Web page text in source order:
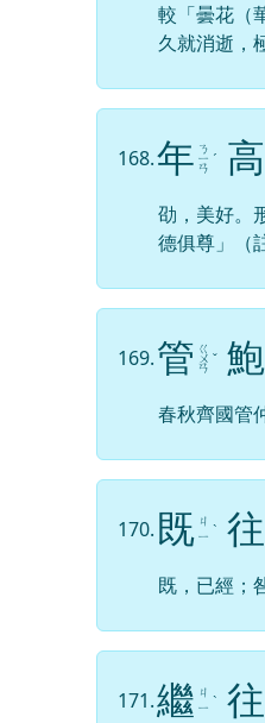
較「曇花（
久就消逝，
168.年 ㄋ
ㄧ
ㄢ
ˊ 高
劭，美好。
德俱尊」（
169.管 ㄍ
ㄨ
ㄢ
ˇ 鮑
春秋齊國管
170. 既 ㄐ
ㄧ ˋ 往
既，已經；
171.繼 ㄐ
ㄧ ˋ 往